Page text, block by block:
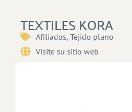
TEXTILES KORA
Afiliados, Tejido plano
Visite su sitio web